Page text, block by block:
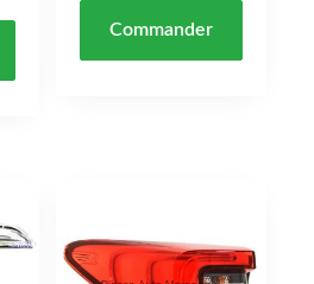
Commander